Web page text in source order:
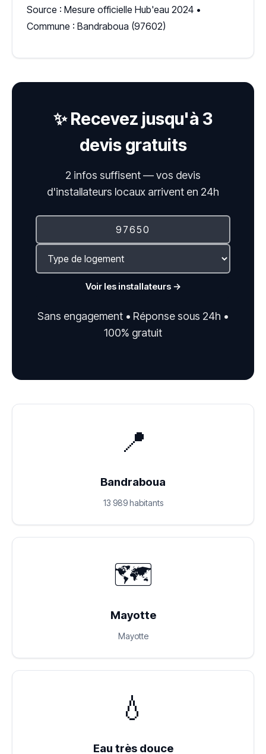
Source : Mesure officielle Hub'eau 2024 •
Commune : Bandraboua (97602)
✨ Recevez jusqu'à 3
devis gratuits
2 infos suffisent — vos devis
d'installateurs locaux arrivent en 24h
Voir les installateurs →
Sans engagement • Réponse sous 24h •
100% gratuit
📍
Bandraboua
13 989 habitants
🗺️
Mayotte
Mayotte
💧
Eau très douce